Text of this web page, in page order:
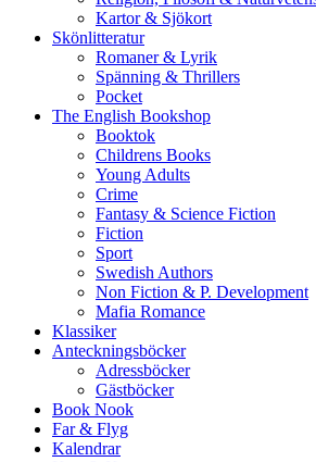
Kartor & Sjökort
Skönlitteratur
Romaner & Lyrik
Spänning & Thrillers
Pocket
The English Bookshop
Booktok
Childrens Books
Young Adults
Crime
Fantasy & Science Fiction
Fiction
Sport
Swedish Authors
Non Fiction & P. Development
Mafia Romance
Klassiker
Anteckningsböcker
Adressböcker
Gästböcker
Book Nook
Far & Flyg
Kalendrar